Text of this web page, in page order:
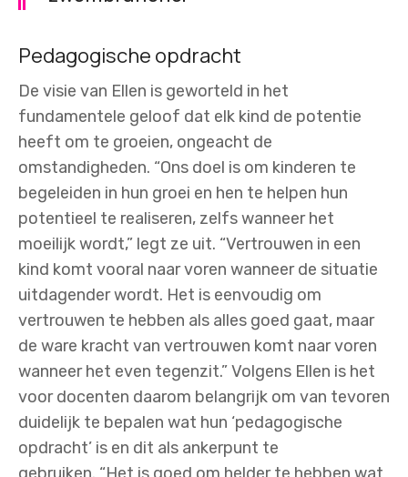
Pedagogische opdracht
De visie van Ellen is geworteld in het
fundamentele geloof dat elk kind de potentie
heeft om te groeien, ongeacht de
omstandigheden. “Ons doel is om kinderen te
begeleiden in hun groei en hen te helpen hun
potentieel te realiseren, zelfs wanneer het
moeilijk wordt,” legt ze uit. “Vertrouwen in een
kind komt vooral naar voren wanneer de situatie
uitdagender wordt. Het is eenvoudig om
vertrouwen te hebben als alles goed gaat, maar
de ware kracht van vertrouwen komt naar voren
wanneer het even tegenzit.” Volgens Ellen is het
voor docenten daarom belangrijk om van tevoren
duidelijk te bepalen wat hun ‘pedagogische
opdracht’ is en dit als ankerpunt te